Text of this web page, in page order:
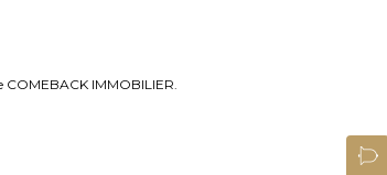
IMMOBILIER.